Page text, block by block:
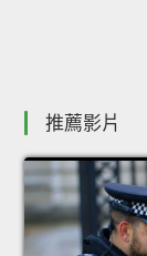
推薦影片